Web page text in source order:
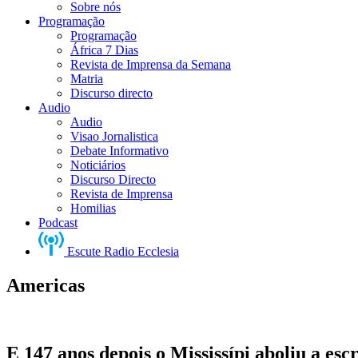
Sobre nós
Programação
Programação
África 7 Dias
Revista de Imprensa da Semana
Matria
Discurso directo
Audio
Audio
Visao Jornalistica
Debate Informativo
Noticiários
Discurso Directo
Revista de Imprensa
Homilias
Podcast
Escute Radio Ecclesia
Americas
E 147 anos depois o Mississípi aboliu a